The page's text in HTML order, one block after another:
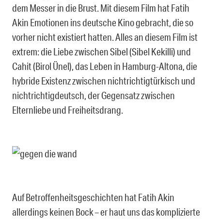
dem Messer in die Brust. Mit diesem Film hat Fatih
Akin Emotionen ins deutsche Kino gebracht, die so
vorher nicht existiert hatten. Alles an diesem Film ist
extrem: die Liebe zwischen Sibel (Sibel Kekilli) und
Cahit (Birol Ünel), das Leben in Hamburg-Altona, die
hybride Existenz zwischen nichtrichtigtürkisch und
nichtrichtigdeutsch, der Gegensatz zwischen
Elternliebe und Freiheitsdrang.
Auf Betroffenheitsgeschichten hat Fatih Akin
allerdings keinen Bock – er haut uns das komplizierte